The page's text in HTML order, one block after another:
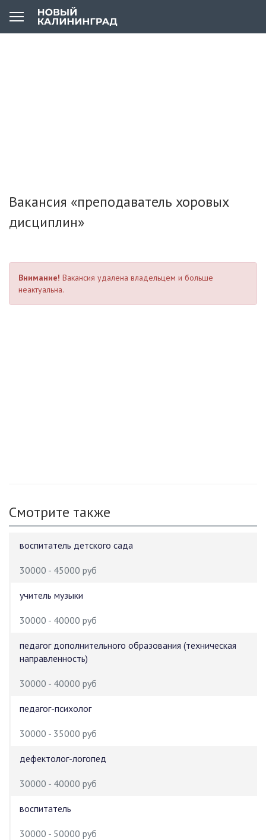
Вакансия «преподаватель хоровых
дисциплин»
Внимание! Вакансия удалена владельцем и больше
неактуальна.
Смотрите также
воспитатель детского сада
30000 - 45000 руб
учитель музыки
30000 - 40000 руб
педагог дополнительного образования (техническая
направленность)
30000 - 40000 руб
педагог-психолог
30000 - 35000 руб
дефектолог-логопед
30000 - 40000 руб
воспитатель
30000 - 50000 руб